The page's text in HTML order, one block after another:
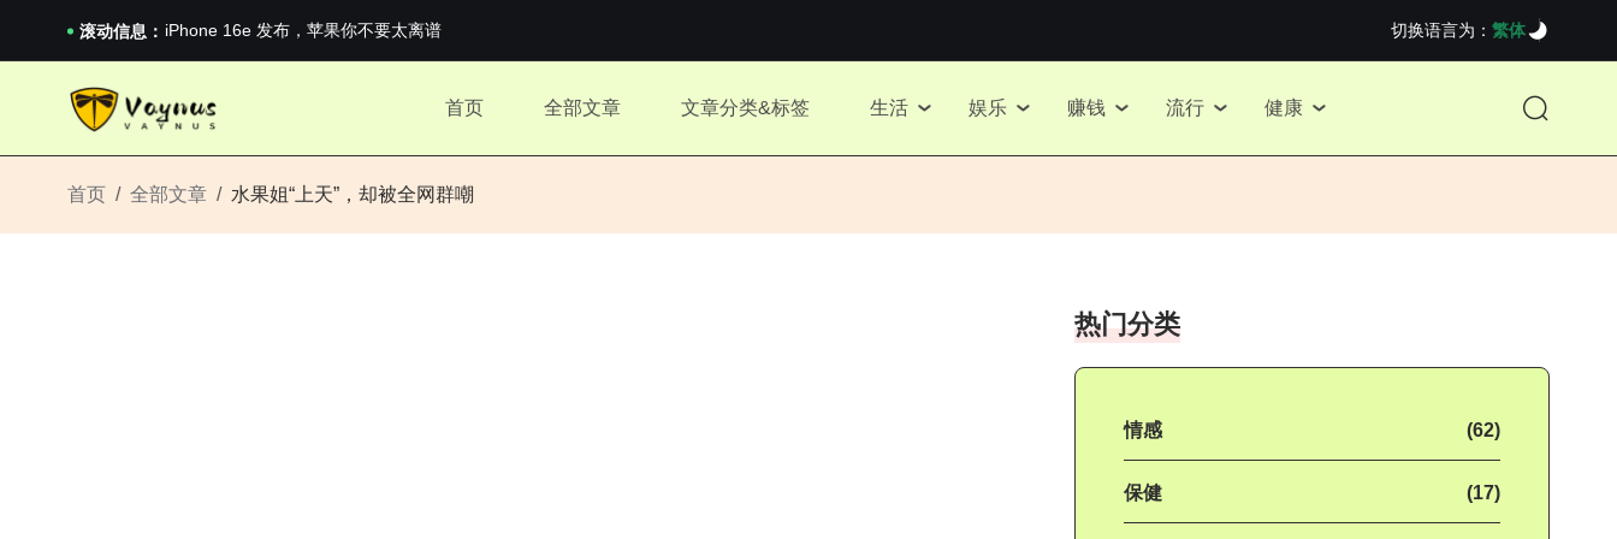
滚动信息： 2026澳网男单收官：全满贯对上全满亚，德约...
《巅峰守卫 Highguard》正式上线，官...
2026澳网男单收官：全满贯对上全满亚，德约...
切换语言为： 繁体
首页 全部文章 文章分类&标签 生活 娱乐 赚钱 流行 健康
首页 全部文章 水果姐“上天”，却被全网群嘲
热门分类
情感 (62)
保健 (17)